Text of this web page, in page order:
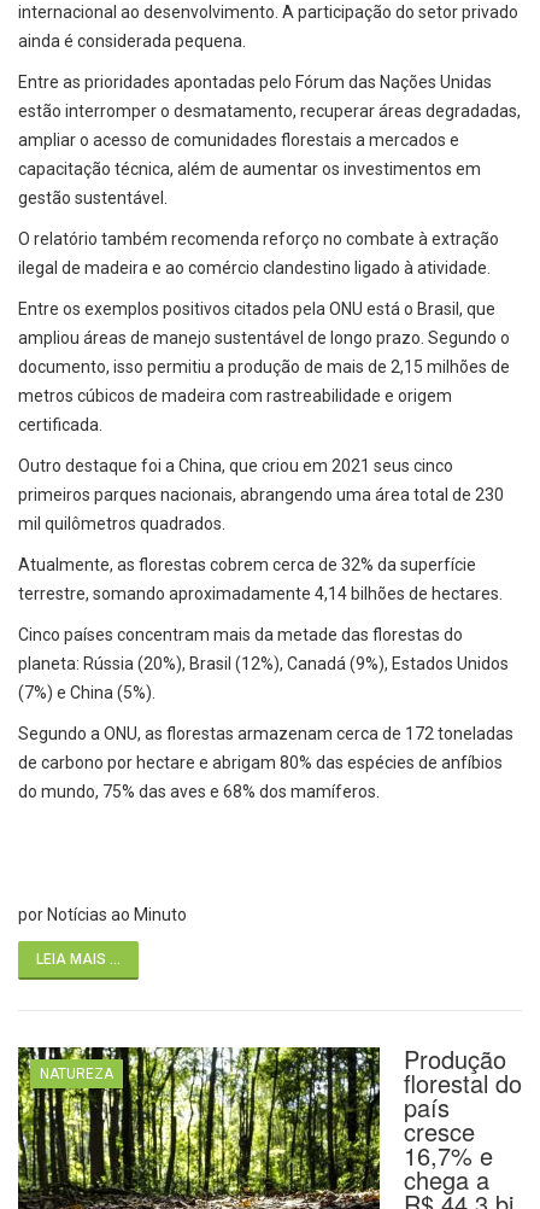
internacional ao desenvolvimento. A participação do setor privado
ainda é considerada pequena.
Entre as prioridades apontadas pelo Fórum das Nações Unidas
estão interromper o desmatamento, recuperar áreas degradadas,
ampliar o acesso de comunidades florestais a mercados e
capacitação técnica, além de aumentar os investimentos em
gestão sustentável.
O relatório também recomenda reforço no combate à extração
ilegal de madeira e ao comércio clandestino ligado à atividade.
Entre os exemplos positivos citados pela ONU está o Brasil, que
ampliou áreas de manejo sustentável de longo prazo. Segundo o
documento, isso permitiu a produção de mais de 2,15 milhões de
metros cúbicos de madeira com rastreabilidade e origem
certificada.
Outro destaque foi a China, que criou em 2021 seus cinco
primeiros parques nacionais, abrangendo uma área total de 230
mil quilômetros quadrados.
Atualmente, as florestas cobrem cerca de 32% da superfície
terrestre, somando aproximadamente 4,14 bilhões de hectares.
Cinco países concentram mais da metade das florestas do
planeta: Rússia (20%), Brasil (12%), Canadá (9%), Estados Unidos
(7%) e China (5%).
Segundo a ONU, as florestas armazenam cerca de 172 toneladas
de carbono por hectare e abrigam 80% das espécies de anfíbios
do mundo, 75% das aves e 68% dos mamíferos.
por Notícias ao Minuto
LEIA MAIS ...
NATUREZA Produção
florestal do
país
cresce
16,7% e
chega a